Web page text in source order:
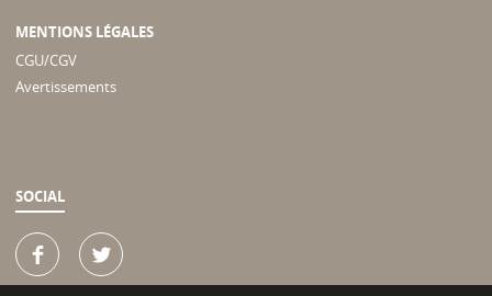
MENTIONS LÉGALES
CGU/CGV
Avertissements
SOCIAL